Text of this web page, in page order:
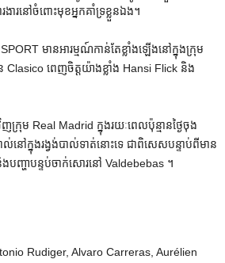
ងារ​នៅ​ចំពោះ​មុខ​អ្នក​គាំទ្រ​ខ្លួន​ឯង។
មានអារម្មណ៍កាន់តែខ្លាំងឡើងនៅក្នុងក្រុម
Clasico ពេញចិត្តយ៉ាងខ្លាំង Hansi Flick និង
រុម Real Madrid ក្នុងរយៈពេលប៉ុន្មានថ្ងៃចុង
នៅក្នុងរង្វង់បាល់ទាត់នោះទេ ជាពិសេសបន្ទាប់ពីមាន
ញ្ហាបន្ទប់ចាក់សោរនៅ Valdebebas ។
Rudiger, Alvaro Carreras, Aurélien